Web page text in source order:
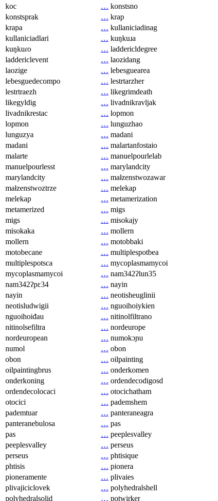
koc
… konstsno
konstsprak
… krap
krapa
… kullaniciadinag
kullaniciadlari
… kuŋkuɹa
kuŋkuɾo
… laddericldegree
laddericlevent
… laozidang
laozige
… lebesguearea
lebesguedecompo
… lestrtarzher
lestrtraezh
… likegrimdeath
likegyldig
… livadnikravljak
livadnikrestac
… lopmon
lopmon
… lunguzhao
lunguzya
… madani
madani
… malartanfostaio
malarte
… manuelpourlelab
manuelpourlesst
… marylandcity
marylandcity
… małzenstwozawar
małzenstwoztrze
… melekap
melekap
… metamerization
metamerized
… migs
migs
… misokajy
misokaka
… mollern
mollern
… motobbaki
motobecane
… multiplespotbea
multiplespotsca
… mycoplasmamycoi
mycoplasmamycoi
… nam342ʔlun35
nam342ʔpɛ34
… nayin
nayin
… neotisheuglinii
neotisludwigii
… nguoihoiykien
nguoihoiđau
… nitinolfiltrano
nitinolsefiltra
… nordeurope
nordeuropean
… numokɔɲu
numol
… obon
obon
… oilpainting
oilpaintingbrus
… onderkomen
onderkoning
… ordendecodigosd
ordendecolocaci
… otocichatham
otocici
… pademshem
pademtuar
… panteraneagra
panteranebulosa
… pas
pas
… peeplesvalley
peeplesvalley
… perseus
perseus
… phtisique
phtisis
… pionera
pioneramente
… plivaies
plivajiciclovek
… polyhedralshell
polyhedralsolid
… potwirker